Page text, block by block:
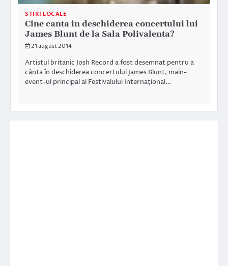
STIRI LOCALE
Cine canta in deschiderea concertului lui
James Blunt de la Sala Polivalenta?
21 august 2014
Artistul britanic Josh Record a fost desemnat pentru a
cânta în deschiderea concertului James Blunt, main-
event-ul principal al Festivalului Internaţional…